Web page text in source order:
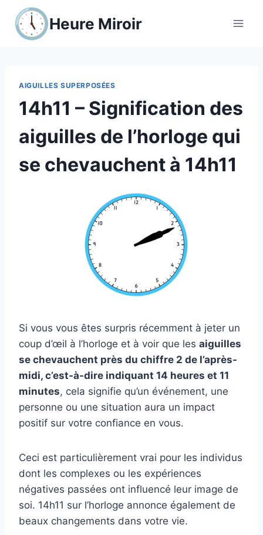
contenu
Heure Miroir
AIGUILLES SUPERPOSÉES
14h11 – Signification des
aiguilles de l’horloge qui
se chevauchent à 14h11
Si vous vous êtes surpris récemment à jeter un
coup d’œil à l’horloge et à voir que les aiguilles
se chevauchent près du chiffre 2 de l’après-
midi, c’est-à-dire indiquant 14 heures et 11
minutes, cela signifie qu’un événement, une
personne ou une situation aura un impact
positif sur votre confiance en vous.
Ceci est particulièrement vrai pour les individus
dont les complexes ou les expériences
négatives passées ont influencé leur image de
soi. 14h11 sur l’horloge annonce également de
beaux changements dans votre vie.